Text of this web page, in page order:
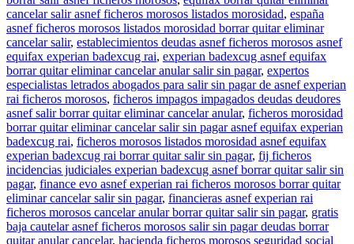
cancelar salir asnef ficheros morosos listados morosidad, españa
asnef ficheros morosos listados morosidad borrar quitar eliminar
cancelar salir, establecimientos deudas asnef ficheros morosos asnef
equifax experian badexcug rai, experian badexcug asnef equifax
borrar quitar eliminar cancelar anular salir sin pagar, expertos
especialistas letrados abogados para salir sin pagar de asnef experian
rai ficheros morosos, ficheros impagos impagados deudas deudores
asnef salir borrar quitar eliminar cancelar anular, ficheros morosidad
borrar quitar eliminar cancelar salir sin pagar asnef equifax experian
badexcug rai, ficheros morosos listados morosidad asnef equifax
experian badexcug rai borrar quitar salir sin pagar, fij ficheros
incidencias judiciales experian badexcug asnef borrar quitar salir sin
pagar, finance evo asnef experian rai ficheros morosos borrar quitar
eliminar cancelar salir sin pagar, financieras asnef experian rai
ficheros morosos cancelar anular borrar quitar salir sin pagar, gratis
baja cautelar asnef ficheros morosos salir sin pagar deudas borrar
quitar anular cancelar, hacienda ficheros morosos seguridad social